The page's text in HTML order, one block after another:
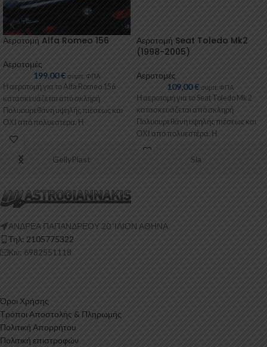
Αεροτομή Alfa Romeo 156
Αεροτομές
199,00€ συμπ. ΦΠΑ
Η αεροτομή για το Alfa Romeo 156
κατασκευάζεται από σκληρή
Πολυουρεθάνη υψηλής πιέσεως και
ΟΧΙ από πολυεστέρα. Η
Πολυουρεθάνη είναι
Αεροτομή Seat Toledo Mk2
(1998-2005)
Αεροτομές
109,00€ συμπ. ΦΠΑ
Η αεροτομή για το Seat Toledo Mk2
κατασκευάζεται από σκληρή
Πολυουρεθάνη υψηλής πιέσεως και
ΟΧΙ από πολυεστέρα. Η
Πολυουρεθάνη είναι
GellyPlast Sia
ΑΝΔΡΕΑ ΠΑΠΑΝΔΡΕΟΥ 20 ‘ΙΛΙΟΝ ΑΘΗΝΑ
Τηλ: 2105775322
Κιν: 6982551118
Όροι Χρήσης
Τρόποι Αποστολής & Πληρωμής
Πολιτική Απορρήτου
Πολιτική επιστροφών